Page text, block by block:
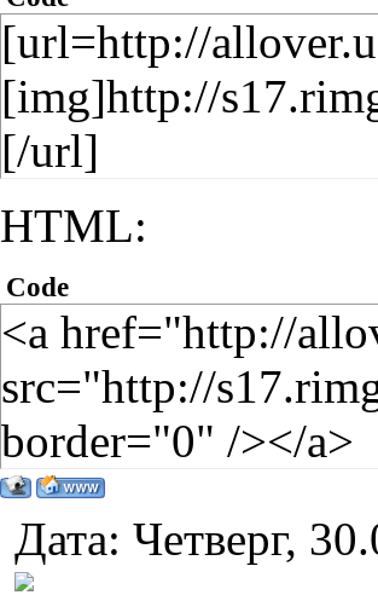
[url=http://
[img]http://
[/url]
HTML:
Code
<a href="http://
src="http://
border="0" /></a>
Дата: Четверг,